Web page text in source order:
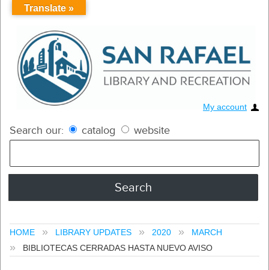
My account
Search our: catalog website
HOME LIBRARY UPDATES 2020
MARCH
BIBLIOTECAS CERRADAS HASTA NUEVO AVISO
Translate »